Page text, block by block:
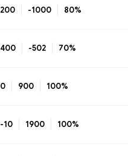
200 -1000 80%
400 -502 70%
0 900 100%
-10 1900 100%